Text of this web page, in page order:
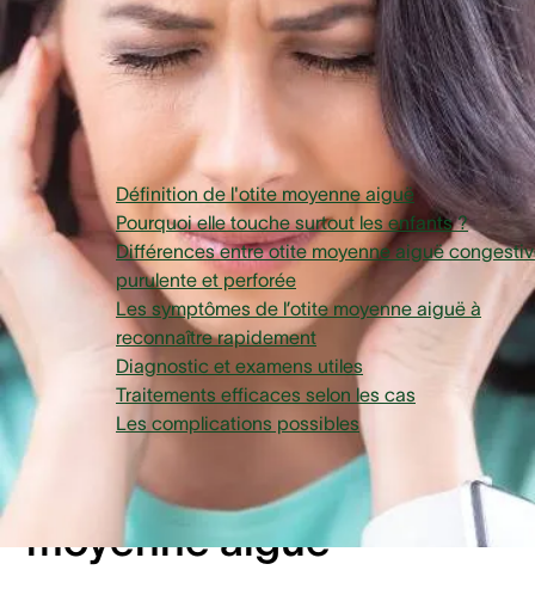
AuditionSanté fait le point sur les causes, les symptômes et
les traitements de cette affection courante, ainsi que sur
situations nécessitant une consultation urgente.
Sommaire
Définition de l'otite moyenne aiguë
Pourquoi elle touche surtout les enfants ?
Différences entre otite moyenne aiguë
purulente et perforée
Les symptômes de l’otite moyenne aiguë à
reconnaître rapidement
Diagnostic et examens utiles
Traitements efficaces selon les cas
Les complications possibles
Définition de l'otite
moyenne aiguë